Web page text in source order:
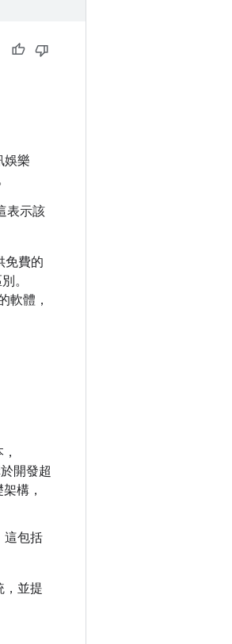
娛樂
表示該
免費的
。
軟體，
開發超
構，
這包括
，並提